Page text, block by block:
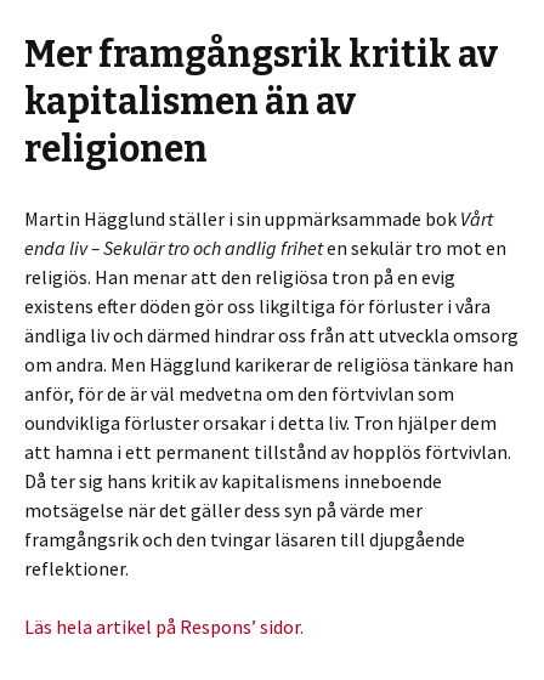
Mer framgångsrik kritik av
kapitalismen än av
religionen
Martin Hägglund ställer i sin uppmärksammade bok Vårt
enda liv – Sekulär tro och andlig friheten sekulär tro mot en
religiös. Han menar att den religiösa tron på en evig
existens efter döden gör oss likgiltiga för förluster i våra
ändliga liv och därmed hindrar oss från att utveckla omsorg
om andra. Men Hägglund karikerar de religiösa tänkare han
anför, för de är väl medvetna om den förtvivlan som
oundvikliga förluster orsakar i detta liv. Tron hjälper dem
att hamna i ett permanent tillstånd av hopplös förtvivlan.
Då ter sig hans kritik av kapitalismens inneboende
motsägelse när det gäller dess syn på värde mer
framgångsrik och den tvingar läsaren till djupgående
reflektioner.
Läs hela artikel på Respons’ sidor.